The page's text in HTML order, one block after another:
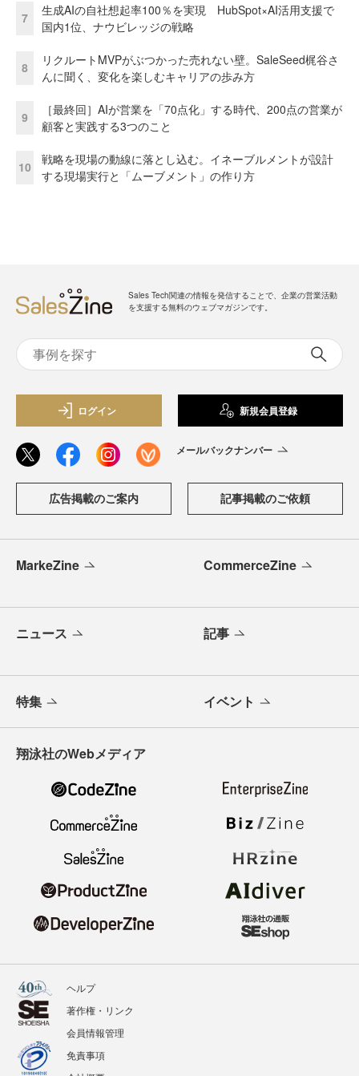
7
生成AIの自社想起率100％を実現 HubSpot×AI活用支援で
国内1位、ナウビレッジの戦略
8
リクルートMVPがぶつかった売れない壁。SaleSeed梶谷さ
んに聞く、変化を楽しむキャリアの歩み方
9
［最終回］AIが営業を「70点化」する時代、200点の営業が
顧客と実践する3つのこと
10
戦略を現場の動線に落とし込む。イネーブルメントが設計
する現場実行と「ムーブメント」の作り方
Sales Tech関連の情報を発信することで、企業の営業活動
を支援する無料のウェブマガジンです。
ログイン 新規会員登録
メールバックナンバー
広告掲載のご案内 記事掲載のご依頼
MarkeZine CommerceZine
ニュース 記事
特集 イベント
翔泳社のWebメディア
ヘルプ
著作権・リンク
会員情報管理
免責事項